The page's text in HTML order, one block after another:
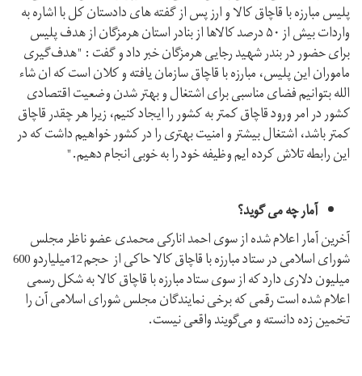
پلیس مبارزه با قاچاق کالا و ارز پس از گفته های دادستان کل با اشاره به
واردات بیش از ۵۰ درصد کالاها از بنادر استان هرمزگان از هدف پلیس
برای حضور در بندر شهید رجایی هرمزگان خبر داد و گفت : "هدف‌گیری
ماموران این پلیس، مبارزه با قاچاق سازمان یافته و کلان است که ان شاء
الله بتوانیم فضای مناسبی برای اشتغال و بهتر شدن وضعیت اقتصادی
کشور در امر ورود قاچاق کمتر به کشور را ایجاد کنیم، زیرا هر چقدر قاچاق
کمتر باشد، اشتغال بیشتر و امنیت بهتری را در کشور خواهیم داشت که در
این رابطه تلاش کرده ایم وظیفه خود را به خوبی انجام دهیم."
آمار چه می گوید؟
آخرین آمار اعلام شده از سوی احمد انارکی محمدی عضو ناظر مجلس
شورای اسلامی در ستاد مبارزه با قاچاق کالا حاکی از حجم 12میلیاردو 600
میلیون دلاری دارد که از سوی ستاد مبارزه با قاچاق کالا به شکل رسمی
اعلام شده است رقمی که برخی نمایندگان مجلس شورای اسلامی آن را
تخمین زده دانسته و می‌گویند واقعی نیست.